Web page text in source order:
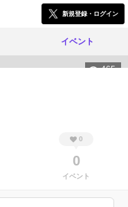
新規登録・ログイン
イベント
465
0
0
イベント